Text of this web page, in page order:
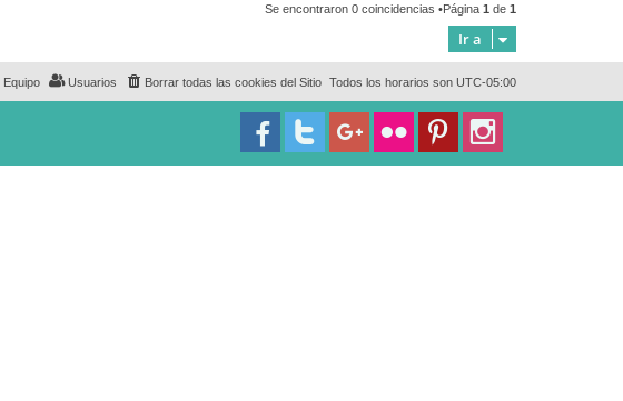
Se encontraron 0 coincidencias •Página 1 de 1
Ir a
Todos los horarios son UTC-05:00
Borrar todas las cookies del Sitio
Usuarios
Equipo